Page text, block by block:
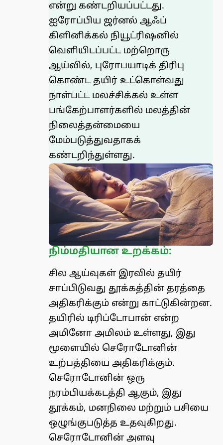
என்று கண்டறியப்பட்டது.
ஐரோப்பிய ஜர்னல் ஆஃப்
கிளினிக்கல் நியூட்ரிஷனில்
வெளியிடப்பட்ட மற்றொரு
ஆய்வில், புரோபயாடிக் திரிபு
கொண்ட தயிர் உட்கொள்வது
நாள்பட்ட மலச்சிக்கல் உள்ள
பங்கேற்பாளர்களில் மலத்தின்
நிலைத்தன்மையை
மேம்படுத்துவதாகக்
கண்டறிந்துள்ளது.
நிம்மதியான உறக்கம்:
சில ஆய்வுகள் இரவில் தயிர்
சாப்பிடுவது தூக்கத்தின் தரத்தை
அதிகரிக்கும் என்று காட்டுகின்றன.
தயிரில் டிரிப்டோபான் என்ற
அமினோ அமிலம் உள்ளது, இது
மூளையில் செரோடோனின்
உற்பத்தியை அதிகரிக்கும்.
செரோடோனின் ஒரு
நரம்பியக்கடத்தி ஆகும், இது
தூக்கம், மனநிலை மற்றும் பசியை
ஒழுங்குபடுத்த உதவுகிறது.
செரோடோனின் அளவு